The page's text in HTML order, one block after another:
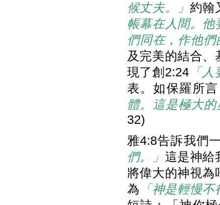
候丈夫。」 約翰
帳幕在人間。他
們同在，作他
及完美的結合
現了創2:24「人
表。如保羅所
體。這是極大
32)
雅4:8告訴我們
們。」 這是神給
將偉大的神視為
為 「神是輕慢